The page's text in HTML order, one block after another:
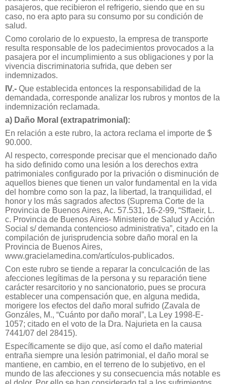
pasajeros, que recibieron el refrigerio, siendo que en su
caso, no era apto para su consumo por su condición de
salud.
Como corolario de lo expuesto, la empresa de transporte
resulta responsable de los padecimientos provocados a la
pasajera por el incumplimiento a sus obligaciones y por la
vivencia discriminatoria sufrida, que deben ser
indemnizados.
IV.- Que establecida entonces la responsabilidad de la
demandada, corresponde analizar los rubros y montos de la
indemnización reclamada.
a) Daño Moral (extrapatrimonial):
En relación a este rubro, la actora reclama el importe de $
90.000.
Al respecto, corresponde precisar que el mencionado daño
ha sido definido como una lesión a los derechos extra
patrimoniales configurado por la privación o disminución de
aquellos bienes que tienen un valor fundamental en la vida
del hombre como son la paz, la libertad, la tranquilidad, el
honor y los más sagrados afectos (Suprema Corte de la
Provincia de Buenos Aires, Ac. 57.531, 16-2-99, “Sffaeir, L.
c. Provincia de Buenos Aires- Ministerio de Salud y Acción
Social s/ demanda contencioso administrativa”, citado en la
compilación de jurisprudencia sobre daño moral en la
Provincia de Buenos Aires,
www.gracielamedina.com/artículos-publicados.
Con este rubro se tiende a reparar la conculcación de las
afecciones legítimas de la persona y su reparación tiene
carácter resarcitorio y no sancionatorio, pues se procura
establecer una compensación que, en alguna medida,
morigere los efectos del daño moral sufrido (Zavala de
Gonzáles, M., “Cuánto por daño moral”, La Ley 1998-E-
1057; citado en el voto de la Dra. Najurieta en la causa
7441/07 del 28415).
Específicamente se dijo que, así como el daño material
entraña siempre una lesión patrimonial, el daño moral se
mantiene, en cambio, en el terreno de lo subjetivo, en el
mundo de las afecciones y su consecuencia más notable es